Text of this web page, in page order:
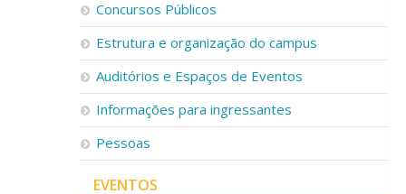
Concursos Públicos
Estrutura e organização do campus
Auditórios e Espaços de Eventos
Informações para ingressantes
Pessoas
EVENTOS